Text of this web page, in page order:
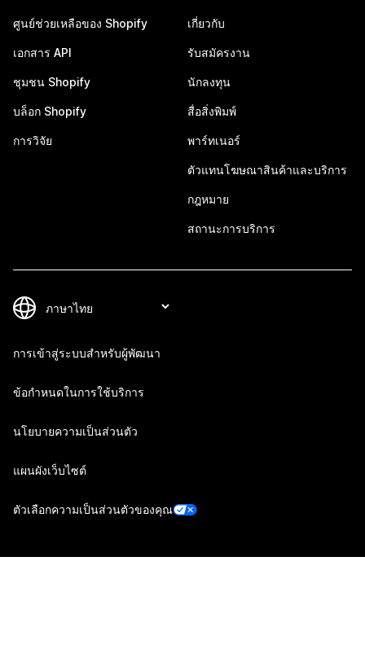
ศูนย์ช่วยเหลือของ Shopify
เอกสาร API
ชุมชน Shopify
บล็อก Shopify
การวิจัย
เกี่ยวกับ
รับสมัครงาน
นักลงทุน
สื่อสิ่งพิมพ์
พาร์ทเนอร์
ตัวแทนโฆษณาสินค้าและบริการ
กฎหมาย
สถานะการบริการ
การเข้าสู่ระบบสำหรับผู้พัฒนา
ข้อกำหนดในการใช้บริการ
นโยบายความเป็นส่วนตัว
แผนผังเว็บไซต์
ตัวเลือกความเป็นส่วนตัวของคุณ